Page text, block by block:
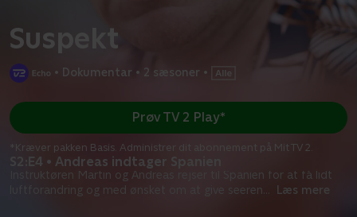
Suspekt
• Dokumentar • 2 sæsoner •
S2:E4 • Andreas indtager Spanien
Instruktøren Martin og Andreas rejser til Spanien for at få lidt
luftforandring og med ønsket om at give seeren
Læs mere
Prøv TV 2 Play*
*Kræver pakken Basis. Administrer dit abonnement på Mit TV 2.